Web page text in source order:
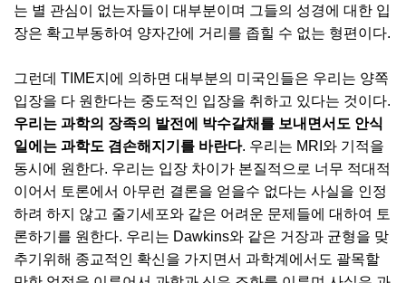
는 별 관심이 없는자들이 대부분이며 그들의 성경에 대한 입
장은 확고부동하여 양자간에 거리를 좁힐 수 없는 형편이다.
그런데 TIME지에 의하면 대부분의 미국인들은 우리는 양쪽
입장을 다 원한다는 중도적인 입장을 취하고 있다는 것이다.
우리는 과학의 장족의 발전에 박수갈채를 보내면서도 안식
일에는 과학도 겸손해지기를 바란다. 우리는 MRI와 기적을
동시에 원한다. 우리는 입장 차이가 본질적으로 너무 적대적
이어서 토론에서 아무런 결론을 얻을수 없다는 사실을 인정
하려 하지 않고 줄기세포와 같은 어려운 문제들에 대하여 토
론하기를 원한다. 우리는 Dawkins와 같은 거장과 균형을 맞
추기위해 종교적인 확신을 가지면서 과학계에서도 괄목할